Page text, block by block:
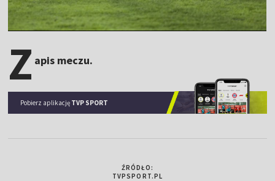
Z apis meczu.
Pobierz aplikację TVP SPORT
ŹRÓDŁO:
TVPSPORT.PL